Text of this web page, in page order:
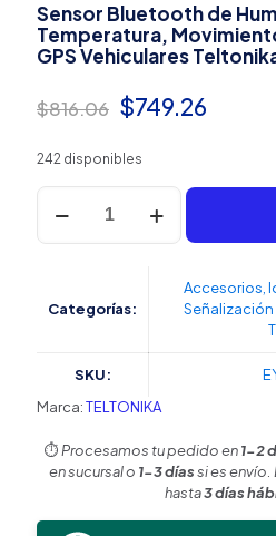
Sensor Bluetooth de
Temperatura,
GPS Vehiculares
$816.06 El
era:
$816.06.
$749.26
242 disponibles
Sensor
Bluetooth
de
Movimiento
Vehiculares
cantidad
Categorías:
Accesorios
SKU:
Marca:TELTONIKA
⏱️Procesamos tu pedido en1-2
en sucursal o 1-3 díassi es
hasta3 días